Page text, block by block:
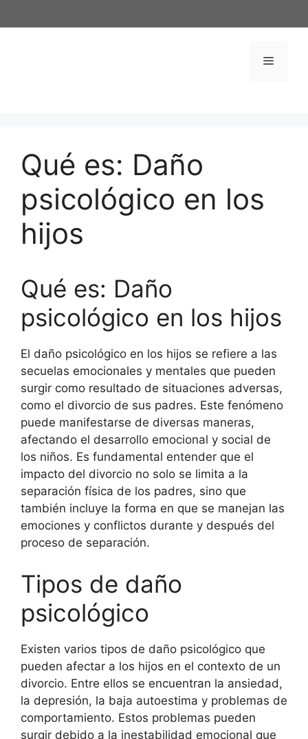
al
Menú
Qué es: Daño
psicológico en los
hijos
Qué es: Daño
psicológico en los hijos
El daño psicológico en los hijos se refiere a las
secuelas emocionales y mentales que pueden
surgir como resultado de situaciones adversas,
como el divorcio de sus padres. Este fenómeno
puede manifestarse de diversas maneras,
afectando el desarrollo emocional y social de
los niños. Es fundamental entender que el
impacto del divorcio no solo se limita a la
separación física de los padres, sino que
también incluye la forma en que se manejan las
emociones y conflictos durante y después del
proceso de separación.
Tipos de daño
psicológico
Existen varios tipos de daño psicológico que
pueden afectar a los hijos en el contexto de un
divorcio. Entre ellos se encuentran la ansiedad,
la depresión, la baja autoestima y problemas de
comportamiento. Estos problemas pueden
surgir debido a la inestabilidad emocional que